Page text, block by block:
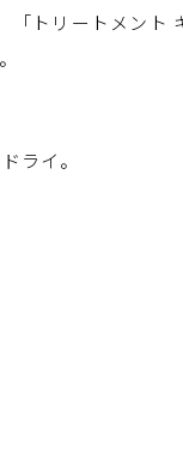
「トリートメント
ライ。